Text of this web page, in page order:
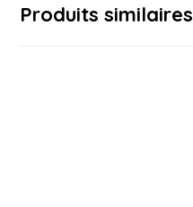
Produits similaires